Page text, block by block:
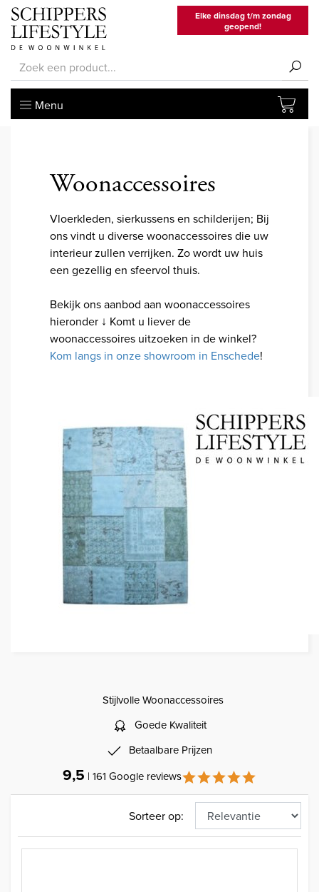
Elke dinsdag t/m zondag
geopend!
Menu
Woonaccessoires
Vloerkleden, sierkussens en schilderijen; Bij
ons vindt u diverse woonaccessoires die uw
interieur zullen verrijken. Zo wordt uw huis
een gezellig en sfeervol thuis.
Bekijk ons aanbod aan woonaccessoires
hieronder ↓ Komt u liever de
woonaccessoires uitzoeken in de winkel?
Kom langs in onze showroom in Enschede!
Stijlvolle Woonaccessoires
Goede Kwaliteit
Betaalbare Prijzen
9,5 | 161 Google reviews
Sorteer op: